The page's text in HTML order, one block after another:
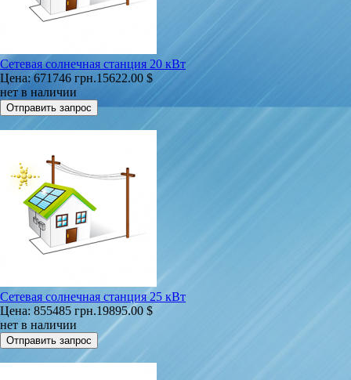
Сетевая солнечная станция 20 кВт
Цена:671746 грн.15622.00 $
нет в наличии
Сетевая солнечная станция 25 кВт
Цена: 855485 грн.19895.00 $
нет в наличии